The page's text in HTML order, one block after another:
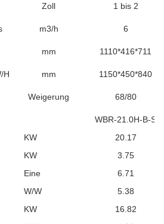
Zoll 1 bis 2
m3/h 6
mm 1110*416*711
H mm 1150*450*840
Weigerung 68/80
WBR-21.0H-B-S
KW
20.17
KW
3.75
Eine
6.71
W/W
5.38
KW
16.82